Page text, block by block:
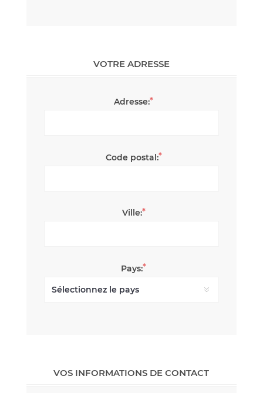
VOTRE ADRESSE
Adresse:*
Code postal:*
Ville:*
Pays:*
VOS INFORMATIONS DE CONTACT